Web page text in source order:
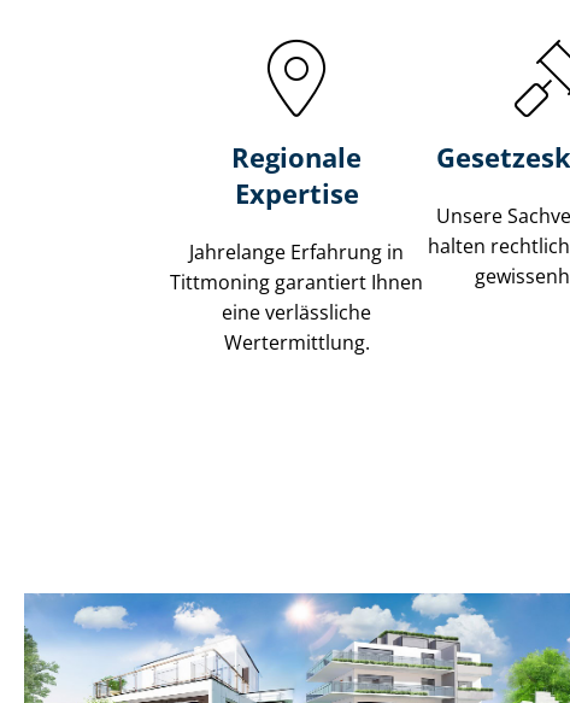
Regionale
Expertise
Jahrelange Erfahrung in
Tittmoning garantiert Ihnen
eine verlässliche
Wertermittlung.
Unsere
halten